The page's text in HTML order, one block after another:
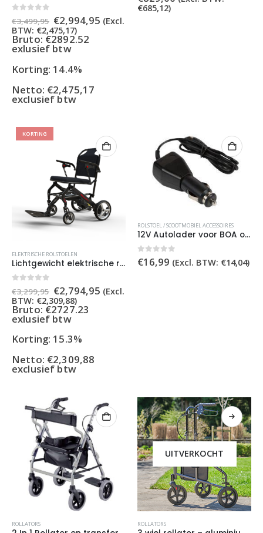
out of 5
€3,499,95 Oorspronkelijke
prijs
was:
€3,499,95.
€2,994,95Huidige
prijs
(Excl.
BTW: €2,475,17)
Bruto: €2892.52
exlusief btw
Korting: 14.4%
Netto: €2,475,17
exclusief btw
€685,12)
KORTING
ELEKTRISCHE ROLSTOELEN
Lichtgewicht elektrische rolstoel
out of 5
€3,299,95 Oorspronkelijke
prijs
was:
€3,299,95.
€2,794,95Huidige
prijs
(Excl.
BTW: €2,309,88)
Bruto: €2727.23
exlusief btw
Korting: 15.3%
Netto: €2,309,88
exclusief btw
ROLSTOEL / SCOOTMOBIEL ACCESSOIRES
12V Autolader voor BOA oplaadbare pomp
0out of 5
€16,99 (Excl. BTW: €14,04)
ROLLATORS
UITVERKOCHT
ROLLATORS